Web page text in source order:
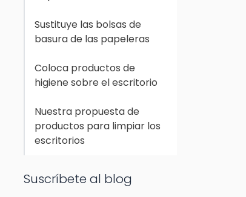
Sustituye las bolsas de
basura de las papeleras
Coloca productos de
higiene sobre el escritorio
Nuestra propuesta de
productos para limpiar los
escritorios
Suscríbete al blog